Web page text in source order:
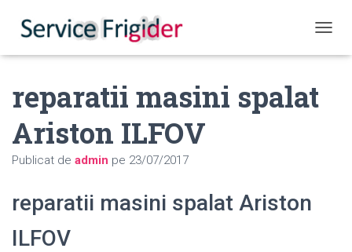
reparatii masini spalat
Ariston ILFOV
Publicat de admin pe 23/07/2017
reparatii masini spalat Ariston
ILFOV